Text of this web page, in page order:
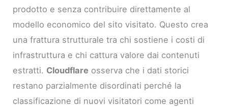
prodotto e senza contribuire direttamente al
modello economico del sito visitato. Questo crea
una frattura strutturale tra chi sostiene i costi di
infrastruttura e chi cattura valore dai contenuti
estratti. Cloudflare osserva che i dati storici
restano parzialmente disordinati perché la
classificazione di nuovi visitatori come agenti